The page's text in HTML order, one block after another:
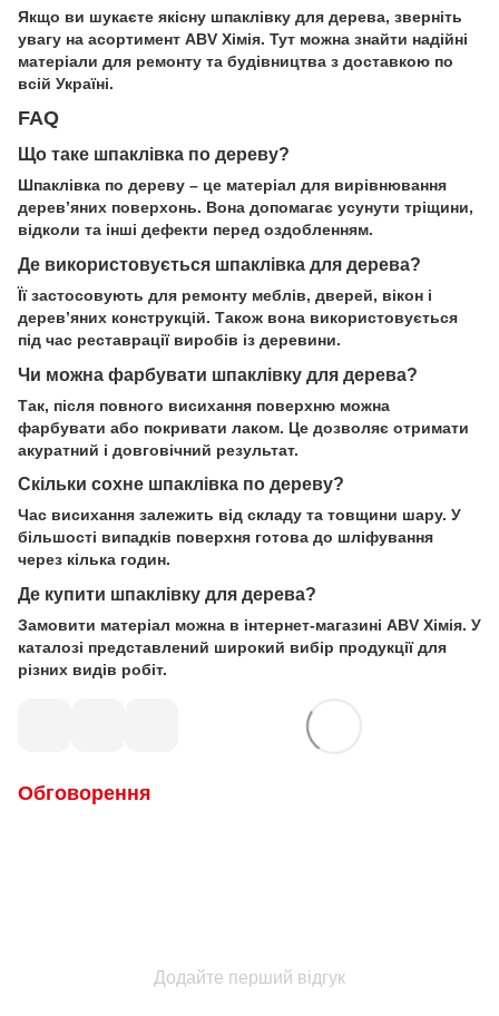
Якщо ви шукаєте якісну шпаклівку для дерева, зверніть
увагу на асортимент ABV Хімія. Тут можна знайти надійні
матеріали для ремонту та будівництва з доставкою по
всій Україні.
FAQ
Що таке шпаклівка по дереву?
Шпаклівка по дереву – це матеріал для вирівнювання
дерев’яних поверхонь. Вона допомагає усунути тріщини,
відколи та інші дефекти перед оздобленням.
Де використовується шпаклівка для дерева?
Її застосовують для ремонту меблів, дверей, вікон і
дерев’яних конструкцій. Також вона використовується
під час реставрації виробів із деревини.
Чи можна фарбувати шпаклівку для дерева?
Так, після повного висихання поверхню можна
фарбувати або покривати лаком. Це дозволяє отримати
акуратний і довговічний результат.
Скільки сохне шпаклівка по дереву?
Час висихання залежить від складу та товщини шару. У
більшості випадків поверхня готова до шліфування
через кілька годин.
Де купити шпаклівку для дерева?
Замовити матеріал можна в інтернет-магазині ABV Хімія. У
каталозі представлений широкий вибір продукції для
різних видів робіт.
Обговорення
Додайте перший відгук